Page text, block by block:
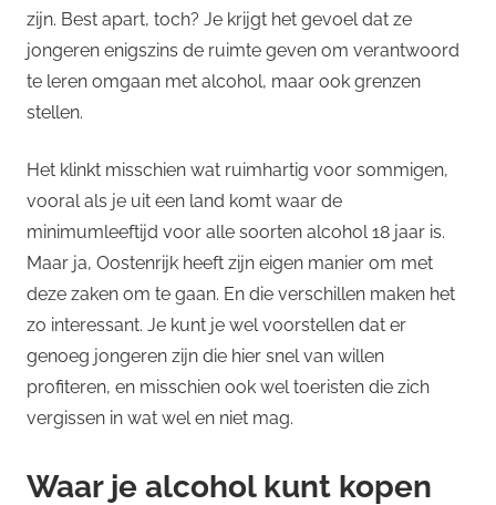
zijn. Best apart, toch? Je krijgt het gevoel dat ze
jongeren enigszins de ruimte geven om verantwoord
te leren omgaan met alcohol, maar ook grenzen
stellen.
Het klinkt misschien wat ruimhartig voor sommigen,
vooral als je uit een land komt waar de
minimumleeftijd voor alle soorten alcohol 18 jaar is.
Maar ja, Oostenrijk heeft zijn eigen manier om met
deze zaken om te gaan. En die verschillen maken het
zo interessant. Je kunt je wel voorstellen dat er
genoeg jongeren zijn die hier snel van willen
profiteren, en misschien ook wel toeristen die zich
vergissen in wat wel en niet mag.
Waar je alcohol kunt kopen